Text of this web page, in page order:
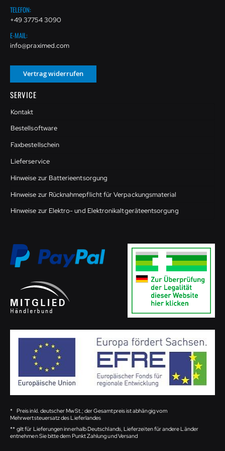
TELEFON:
+49 37754 3090
E-MAIL:
info@praximed.com
Vertrag widerrufen
SERVICE
Kontakt
Bestellsoftware
Faxbestellschein
Lieferservice
Hinweise zur Batterieentsorgung
Hinweise zur Rücknahmepflicht für Verpackungsmaterial
Hinweise zur Elektro- und Elektronikaltgeräteentsorgung
* Preis inkl. deutscher MwSt.; der Gesamtpreis ist abhängig vom
Mehrwertsteuersatz des Lieferlandes
** gilt für Lieferungen innerhalb Deutschlands, Lieferzeiten für andere Länder
entnehmen Sie bitte dem Punkt Zahlung und Versand